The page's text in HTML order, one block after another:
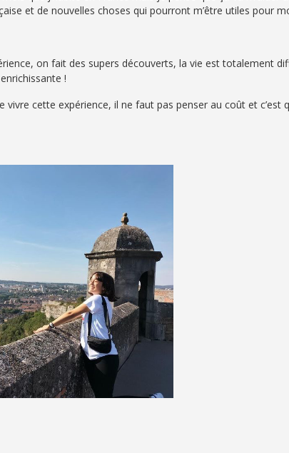
et de nouvelles choses qui pourront m’être utiles pour
on fait des supers découverts, la vie est totalement
!
vivre cette expérience, il ne faut pas penser au coût et c’est